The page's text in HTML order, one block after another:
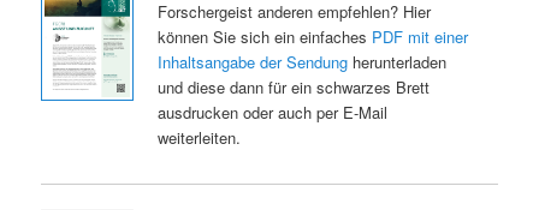
Forschergeist anderen empfehlen? Hier
können Sie sich ein einfaches PDF mit einer
Inhaltsangabe der Sendungherunterladen
und diese dann für ein schwarzes Brett
ausdrucken oder auch per E-Mail
weiterleiten.